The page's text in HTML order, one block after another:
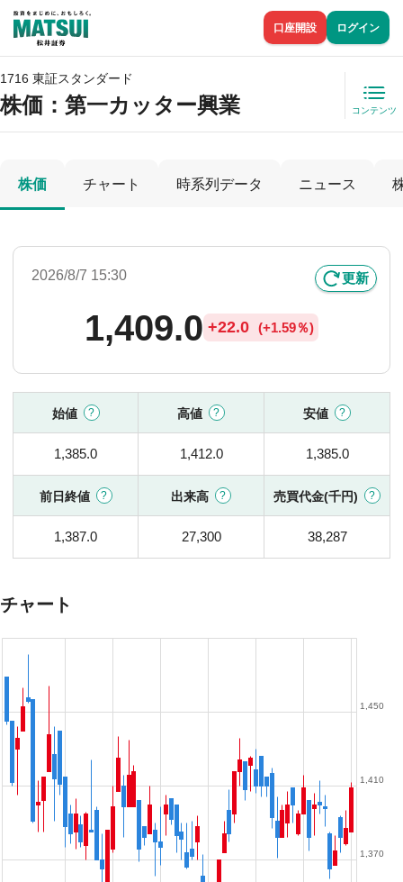
口座開設 ログイン
1716 東証スタンダード
株価 ：第一カッター興業 コンテンツ
株価 チャート 時系列データ ニュース
2026/8/7 15:30 更新
1,409.0 +22.0 (+1.59％)
始値 高値 安値
1,385.0 1,412.0 1,385.0
前日終値 出来高 売買代金(千円)
1,387.0 27,300 38,287
チャート
1,370
1,410
1,450